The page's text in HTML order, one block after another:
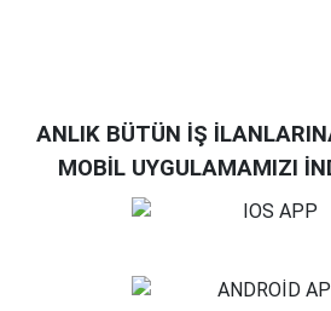
ANLIK BÜTÜN İŞ
MOBİL UYGULAMAMIZI